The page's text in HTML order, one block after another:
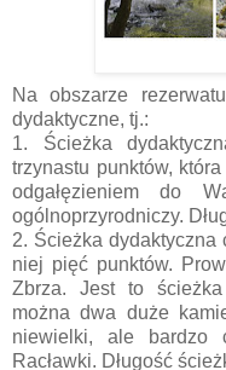
Na obszarze
dydaktyczne, tj.:
1. Ścieżka
trzynastu punktów,
odgałęzieniem do
ogólnoprzyrodniczy.
2. Ścieżka dydaktyczna
niej pięć punktów.
Zbrza. Jest to
można dwa duże
niewielki, ale bardzo
Racławki. Długość